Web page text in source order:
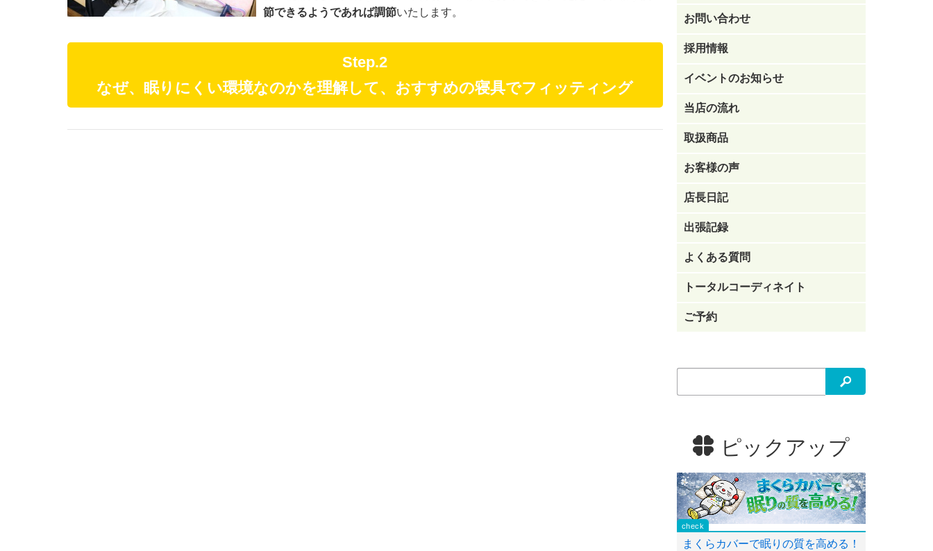
節できるようであれば調節いたします。
Step.2
なぜ、眠りにくい環境なのかを理解して、おすすめの寝具でフィッティング
お問い合わせ
採用情報
イベントのお知らせ
当店の流れ
取扱商品
お客様の声
店長日記
出張記録
よくある質問
トータルコーディネイト
ご予約
検索
ピックアップ
まくらカバーで眠りの質を高める！